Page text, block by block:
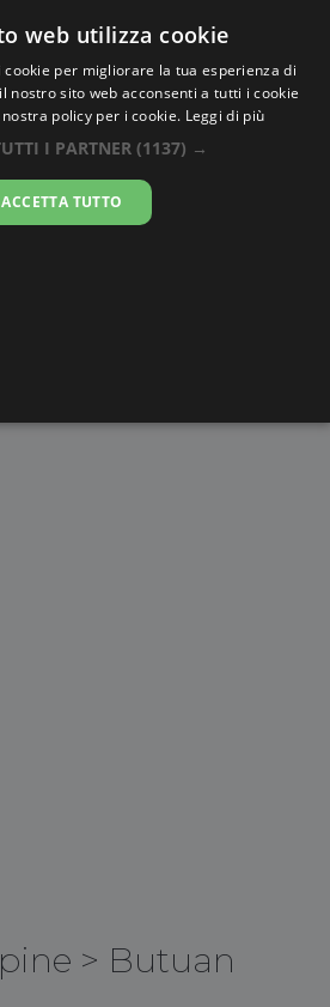
.co
Butuan
> Butuan
web utilizza cookie
per migliorare la tua esperienza di
nostro sito web acconsenti a tutti i cookie
policy per i cookie. Leggi di più
I PARTNER (1137) →
ACCETTA TUTTO